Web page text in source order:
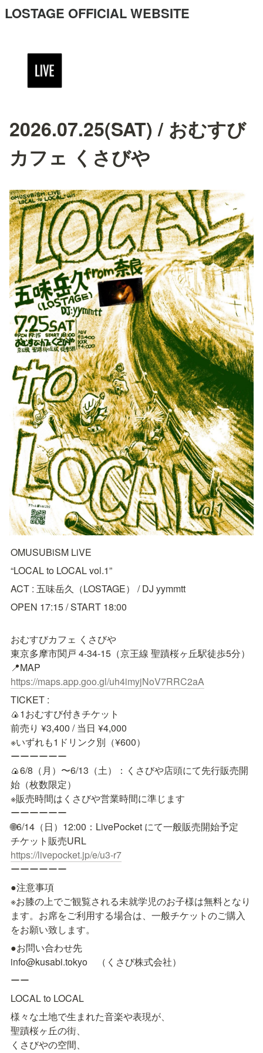
LOSTAGE OFFICIAL WEBSITE
2026.07.25(SAT) / おむすび
カフェ くさびや
OMUSUBiSM LiVE
ACT : 五味岳久（LOSTAGE） / DJ yymmtt
OPEN 17:15 / START 18:00
おむすびカフェ くさびや
東京多摩市関戸 4-34-15（京王線 聖蹟桜ヶ丘駅徒歩5分）
https://maps.app.goo.gl/uh4imyjNoV7RRC2aA
TICKET :
🍙1おむすび付きチケット
前売り ¥3,400 / 当日 ¥4,000
※いずれも1ドリンク別（¥600）
ーーーーーー
🍙6/8（月）〜6/13（土）：くさびや店頭にて先行販売開
始（枚数限定）
※販売時間はくさびや営業時間に準じます
ーーーーーー
🌐6/14（日）12:00：LivePocket にて一般販売開始予定
https://livepocket.jp/e/u3-r7
ーーーーーー
●注意事項
※お膝の上でご観覧される未就学児のお子様は無料となり
ます。お席をご利用する場合は、一般チケットのご購入
をお願い致します。
●お問い合わせ先
info@kusabi.tokyo　（くさび株式会社）
ーー
LOCAL to LOCAL
様々な土地で生まれた音楽や表現が、
聖蹟桜ヶ丘の街、
くさびやの空間、